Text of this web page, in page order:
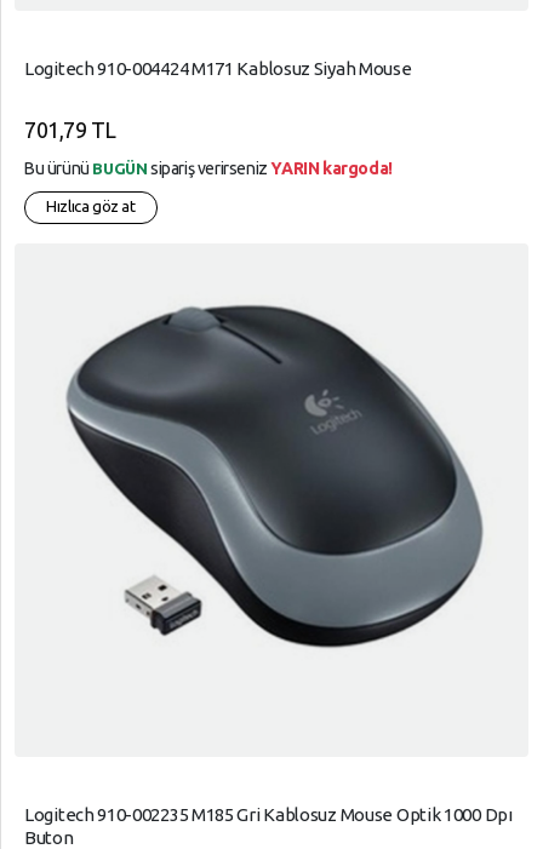
Logitech 910-004424 M171 Kablosuz Siyah Mouse
701,79 TL
Bu ürünü BUGÜN sipariş verirsenizYARIN kargoda!
Hızlıca göz at
Logitech 910-002235 M185 Gri Kablosuz Mouse Optik 1000 Dpı
Buton